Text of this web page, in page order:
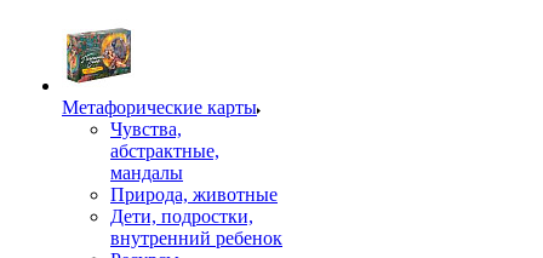
Mетафорические карты
Чувства,
абстрактные,
мандалы
Природа, животные
Дети, подростки,
внутренний ребенок